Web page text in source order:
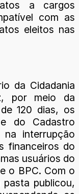
a cargos
com as
eleitos nas
da Cidadania
por meio da
120 dias, os
do Cadastro
interrupção
financeiros do
usuários do
o BPC. Com o
publicou,